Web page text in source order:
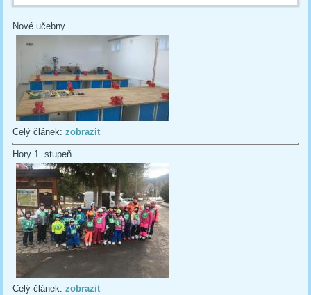
Nové učebny
Celý článek:zobrazit
Hory 1. stupeň
Celý článek:zobrazit